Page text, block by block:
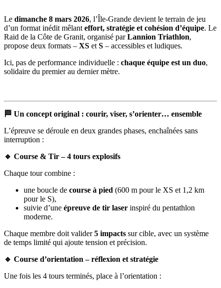
Le dimanche 8 mars 2026, l’Île-Grande devient le terrain de jeu
d’un format inédit mêlanteffort, stratégie et cohésion d’équipe. Le
Raid de la Côte de Granit, organisé parLannion Triathlon,
propose deux formats – XS etS – accessibles et ludiques.
Ici, pas de performance individuelle : chaque équipe est un duo,
solidaire du premier au dernier mètre.
🏁 Un concept original : courir, viser, s’orienter… ensemble
L’épreuve se déroule en deux grandes phases, enchaînées sans
interruption :
🔹 Course & Tir – 4 tours explosifs
Chaque tour combine :
une boucle de course à pied (600 m pour le XS et 1,2 km
pour le S),
suivie d’une épreuve de tir laser inspiré du pentathlon
moderne.
Chaque membre doit valider5 impacts sur cible, avec un système
de temps limité qui ajoute tension et précision.
🔹 Course d’orientation – réflexion et stratégie
Une fois les 4 tours terminés, place à l’orientation :